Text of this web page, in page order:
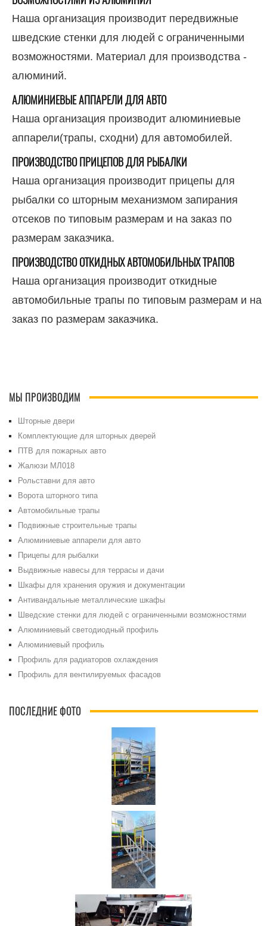
Наша организация производит передвижные
шведские стенки для людей с ограниченными
возможностями. Материал для производства -
алюминий.
АЛЮМИНИЕВЫЕ АППАРЕЛИ ДЛЯ АВТО
Наша организация производит алюминиевые
аппарели(трапы, сходни) для автомобилей.
ПРОИЗВОДСТВО ПРИЦЕПОВ ДЛЯ РЫБАЛКИ
Наша организация производит прицепы для
рыбалки со шторным механизмом запирания
отсеков по типовым размерам и на заказ по
размерам заказчика.
ПРОИЗВОДСТВО ОТКИДНЫХ АВТОМОБИЛЬНЫХ ТРАПОВ
Наша организация производит откидные
автомобильные трапы по типовым размерам и на
заказ по размерам заказчика.
МЫ ПРОИЗВОДИМ
Шторные двери
Комплектующие для шторных дверей
ПТВ для пожарных авто
Жалюзи МЛ018
Рольставни для авто
Ворота шторного типа
Автомобильные трапы
Подвижные строительные трапы
Алюминиевые аппарели для авто
Прицепы для рыбалки
Выдвижные навесы для террасы и дачи
Шкафы для хранения оружия и документации
Антивандальные металлические шкафы
Шведские стенки для людей с ограниченными возможностями
Алюминиевый светодиодный профиль
Алюминиевый профиль
Профиль для радиаторов охлаждения
Профиль для вентилируемых фасадов
ПОСЛЕДНИЕ ФОТО